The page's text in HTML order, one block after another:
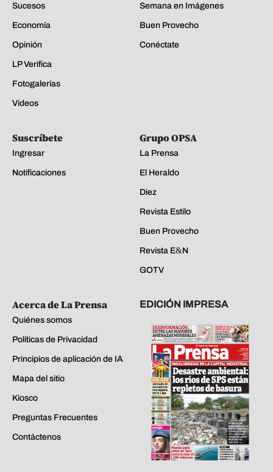
Sucesos
Economía
Opinión
LP Verifica
Fotogalerías
Videos
Semana en Imágenes
Buen Provecho
Conéctate
Suscríbete
Ingresar
Notificaciones
Grupo OPSA
La Prensa
El Heraldo
Diez
Revista Estilo
Buen Provecho
Revista E&N
GOTV
Acerca de La Prensa
Quiénes somos
Políticas de Privacidad
Principios de aplicación de IA
Mapa del sitio
Kiosco
Preguntas Frecuentes
Contáctenos
EDICIÓN IMPRESA